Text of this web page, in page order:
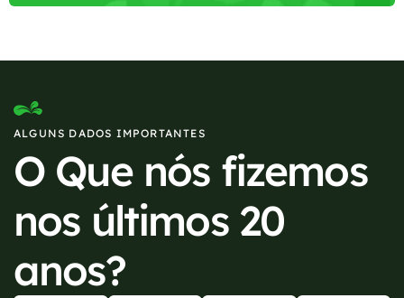
ALGUNS DADOS IMPORTANTES
O Que nós fizemos
nos últimos 20
anos?